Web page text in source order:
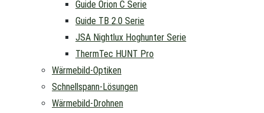
Guide Orion C Serie
Guide TB 2.0 Serie
JSA Nightlux Hoghunter Serie
ThermTec HUNT Pro
Wärmebild-Optiken
Schnellspann-Lösungen
Wärmebild-Drohnen